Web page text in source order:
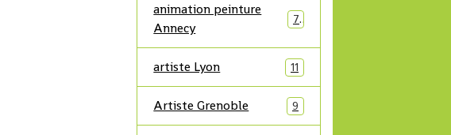
animation peinture
Annecy
7
artiste Lyon 11
Artiste Grenoble 9